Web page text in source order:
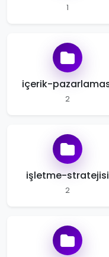
1
içerik-
2
işletme-stratejisi
2